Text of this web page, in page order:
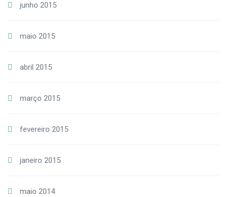
junho 2015
maio 2015
abril 2015
março 2015
fevereiro 2015
janeiro 2015
maio 2014